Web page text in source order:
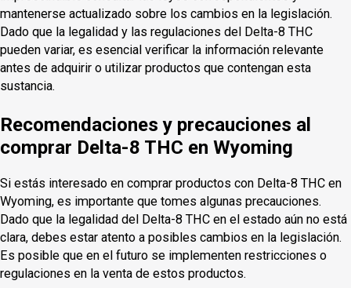
mantenerse actualizado sobre los cambios en la legislación.
Dado que la legalidad y las regulaciones del Delta-8 THC
pueden variar, es esencial verificar la información relevante
antes de adquirir o utilizar productos que contengan esta
sustancia.
Recomendaciones y precauciones al
comprar Delta-8 THC en Wyoming
Si estás interesado en comprar productos con Delta-8 THC en
Wyoming, es importante que tomes algunas precauciones.
Dado que la legalidad del Delta-8 THC en el estado aún no está
clara, debes estar atento a posibles cambios en la legislación.
Es posible que en el futuro se implementen restricciones o
regulaciones en la venta de estos productos.